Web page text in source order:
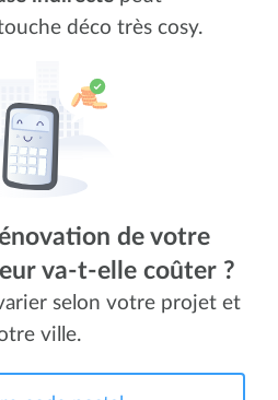
déco très cosy.
de votre
va-t-elle coûter ?
selon votre projet et
ville.